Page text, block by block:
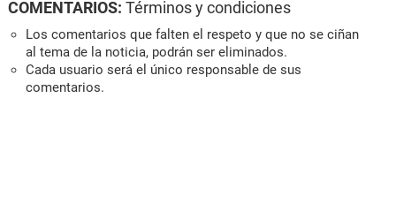
COMENTARIOS: Términos y condiciones
Los comentarios que falten el respeto y que no se ciñan
al tema de la noticia, podrán ser eliminados.
Cada usuario será el único responsable de sus
comentarios.